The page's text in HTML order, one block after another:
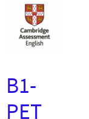
B1-
PET